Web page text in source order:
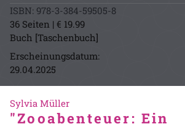
ISBN: 978-3-384-59505-8
36 Seiten | € 19.99
Buch [Taschenbuch]
Erscheinungsdatum:
29.04.2025
Sylvia Müller
"Zooabenteuer: Ein